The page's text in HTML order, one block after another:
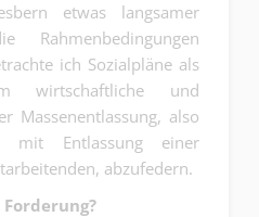
etwas langsamer
ich Sozialpläne als
wirtschaftliche und
Massenentlassung, also
mit Entlassung einer
abzufedern.